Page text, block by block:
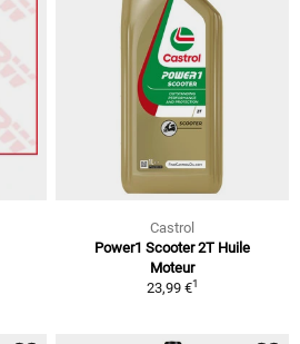
Castrol
Power1 Scooter 2T Huile
Moteur
23,99 €1